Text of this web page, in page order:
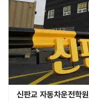
신판교 자동차운전학원